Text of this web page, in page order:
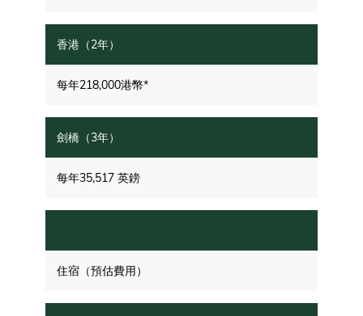
每年218,000港幣*
每年35,517 英鎊
住宿（預估費用）